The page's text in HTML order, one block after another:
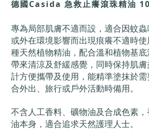
德國Casida 急救止癢滾珠精油
專為局部肌膚不適而設，適合因蚊
或外在環境影響而出現痕癢不適時
種天然植物精油，配合溫和植物基
帶來清涼及舒緩感覺，同時保持肌
計方便攜帶及使用，能精準塗抹於
合外出、旅行或戶外活動時備用。
不含人工香料、礦物油及合成色素
油本身，適合追求天然護理人士。